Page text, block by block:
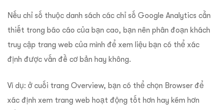
Nếu chỉ số thuộc danh sách các chỉ số Google Analytics cần
thiết trong báo cáo của bạn cao, bạn nên phân đoạn khách
truy cập trang web của mình để xem liệu bạn có thể xác
định được vấn đề cơ bản hay không.
Ví dụ: ở cuối trang Overview, bạn có thể chọn Browser để
xác định xem trang web hoạt động tốt hơn hay kém hơn